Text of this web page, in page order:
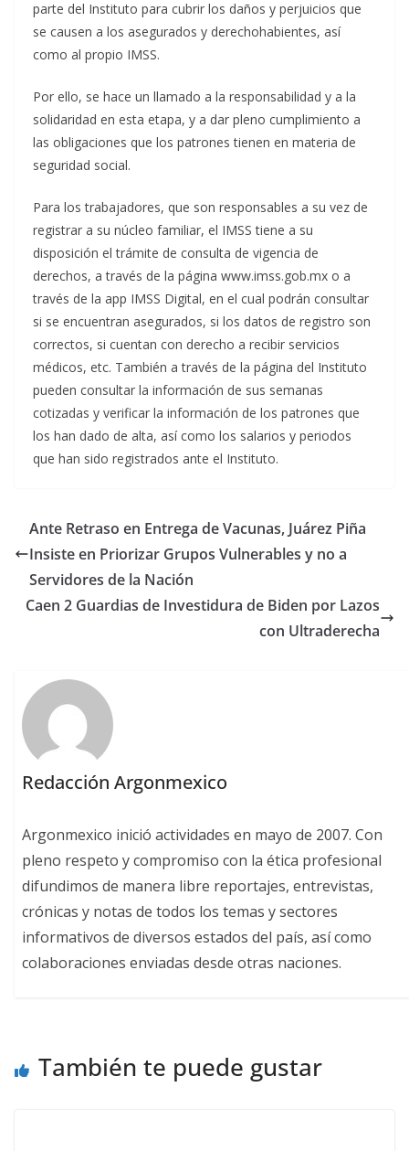
parte del Instituto para cubrir los daños y perjuicios que
se causen a los asegurados y derechohabientes, así
como al propio IMSS.
Por ello, se hace un llamado a la responsabilidad y a la
solidaridad en esta etapa, y a dar pleno cumplimiento a
las obligaciones que los patrones tienen en materia de
seguridad social.
Para los trabajadores, que son responsables a su vez de
registrar a su núcleo familiar, el IMSS tiene a su
disposición el trámite de consulta de vigencia de
derechos, a través de la página www.imss.gob.mx o a
través de la app IMSS Digital, en el cual podrán consultar
si se encuentran asegurados, si los datos de registro son
correctos, si cuentan con derecho a recibir servicios
médicos, etc. También a través de la página del Instituto
pueden consultar la información de sus semanas
cotizadas y verificar la información de los patrones que
los han dado de alta, así como los salarios y periodos
que han sido registrados ante el Instituto.
Ante Retraso en Entrega de Vacunas, Juárez Piña
Insiste en Priorizar Grupos Vulnerables y no a
Servidores de la Nación
Caen 2 Guardias de Investidura de Biden por Lazos
con Ultraderecha
Redacción Argonmexico
Argonmexico inició actividades en mayo de 2007. Con
pleno respeto y compromiso con la ética profesional
difundimos de manera libre reportajes, entrevistas,
crónicas y notas de todos los temas y sectores
informativos de diversos estados del país, así como
colaboraciones enviadas desde otras naciones.
También te puede gustar